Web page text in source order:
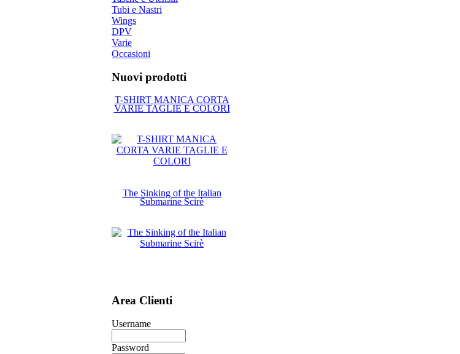
Tubi e Nastri
Wings
DPV
Varie
Occasioni
Nuovi prodotti
T-SHIRT MANICA CORTA
VARIE TAGLIE E COLORI
The Sinking of the Italian
Submarine Scirè
Area Clienti
Username
Password